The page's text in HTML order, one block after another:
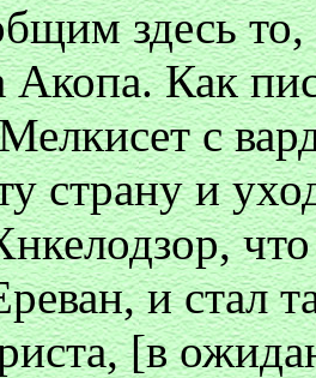
здесь то,
Акопа. Как
с
страну и
и стал
[в